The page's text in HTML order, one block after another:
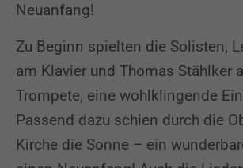
Neuanfang!
Zu Beginn spielten die Solisten,
am Klavier und Thomas Stählker
Trompete, eine wohlklingende
Passend dazu schien durch die
Kirche die Sonne – ein